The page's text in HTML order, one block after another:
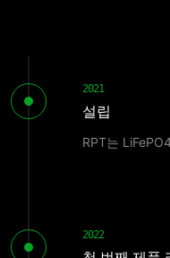
2021
설립
RPT는
2022